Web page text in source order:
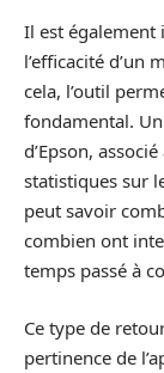
Il est
l’efficacité d’un
cela, l’outil
fondamental.
d’Epson,
statistiques sur
peut savoir
combien ont
temps passé à
Ce type de
pertinence de